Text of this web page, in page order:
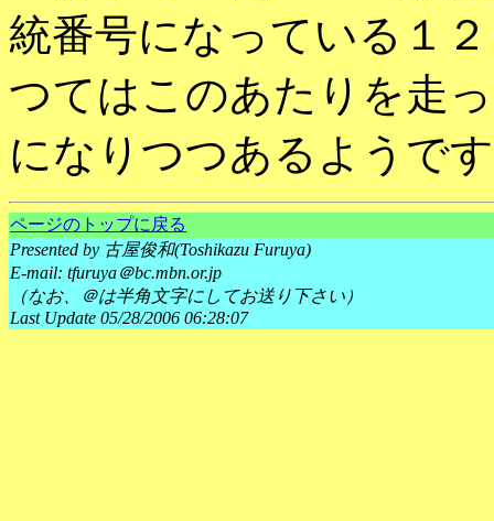
統番号になっている１
つてはこのあたりを走
になりつつあるようで
ページのトップに戻る
Presented by 古屋俊和(Toshikazu Furuya)
E-mail: tfuruya＠bc.mbn.or.jp
（なお、＠は半角文字にしてお送り下さい）
Last Update 05/28/2006 06:28:07